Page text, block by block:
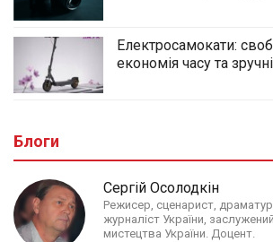
Електросамокати:
економія часу та
Блоги
Сергій Осолодкін
Режисер, сценарист,
журналіст України,
мистецтва України. Доцент.